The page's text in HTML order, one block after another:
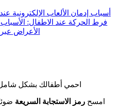
أسباب إدمان الألعاب الإلكترونية
فرط الحركة عند الاطفال:
الأعراض عبر
احمي أطفالك بشكل شامل
امسح رمز الاستجابة السريعة